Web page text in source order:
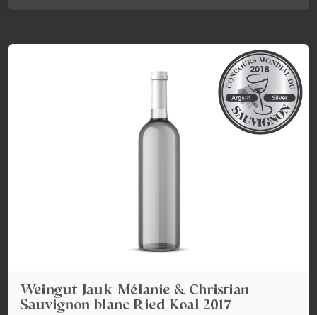
Weingut Jauk Mélanie & Christian
Sauvignon blanc Ried Koal 2017